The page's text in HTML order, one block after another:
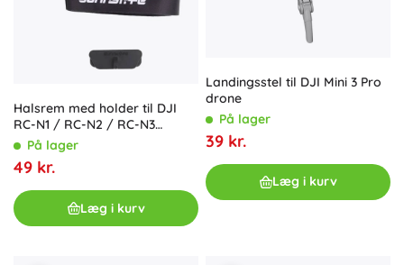
Halsrem med holder til DJI
RC-N1 / RC-N2 / RC-N3
controller fra Sunnylife
På lager
49 kr.
Læg i kurv
Landingsstel til DJI Mini 3 Pro
drone
På lager
39 kr.
Læg i kurv